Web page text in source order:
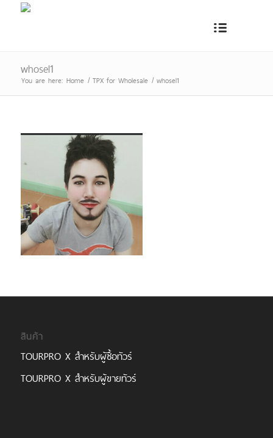
whosel1
You are here: Home / TPX for Wholesale / whosel1
สินค้า
TOURPRO X สำหรับผู้ซื้อทัวร์
TOURPRO X สำหรับผู้ขายทัวร์